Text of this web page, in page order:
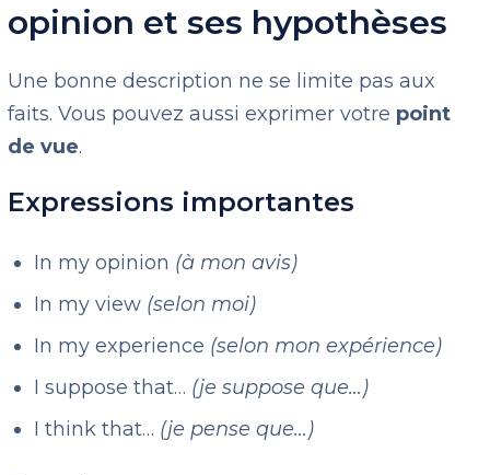
opinion et ses hypothèses
Une bonne description ne se limite pas aux
faits. Vous pouvez aussi exprimer votre point
de vue.
Expressions importantes
In my opinion (à mon avis)
In my view (selon moi)
In my experience (selon mon expérience)
I suppose that… (je suppose que…)
I think that… (je pense que…)